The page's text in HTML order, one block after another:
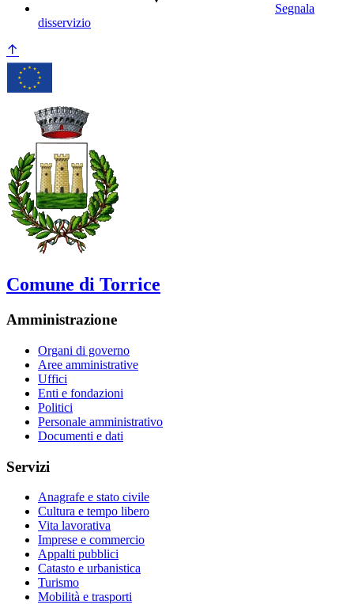
Segnala
disservizio
Comune di Torrice
Amministrazione
Organi di governo
Aree amministrative
Uffici
Enti e fondazioni
Politici
Personale amministrativo
Documenti e dati
Servizi
Anagrafe e stato civile
Cultura e tempo libero
Vita lavorativa
Imprese e commercio
Appalti pubblici
Catasto e urbanistica
Turismo
Mobilità e trasporti